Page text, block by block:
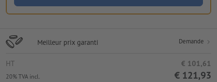
Meilleur prix garanti Demande
HT € 101,61
20% TVA incl. € 121,93